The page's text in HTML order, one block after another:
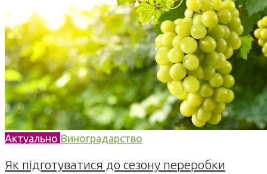
Актуально Виноградарство
Як підготуватися до сезону переробки